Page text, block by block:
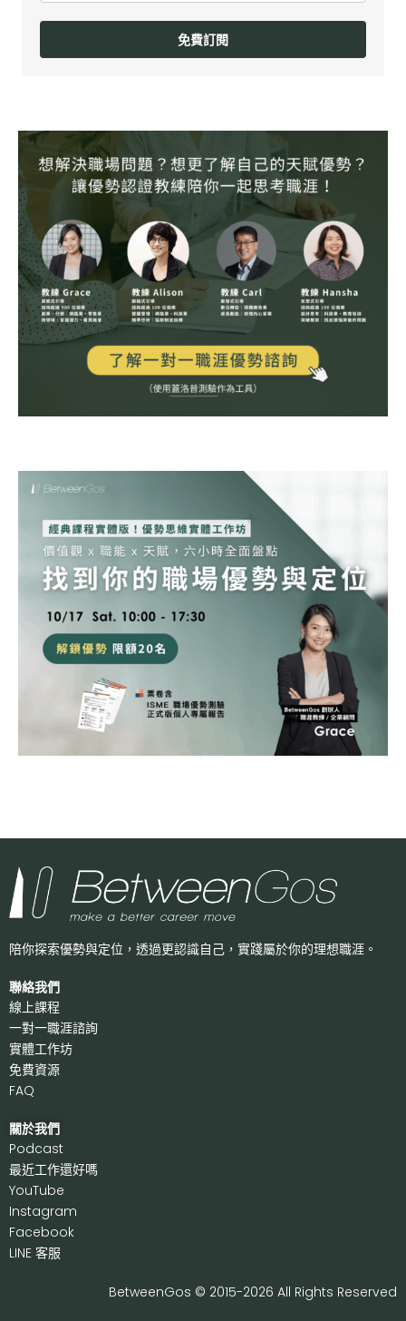
免費訂閱
陪你探索優勢與定位，透過更認識自己， 實踐屬於你的理想職涯。
聯絡我們
線上課程
一對一職涯諮詢
實體工作坊
免費資源
FAQ
關於我們
Podcast
最近工作還好嗎
YouTube
Instagram
Facebook
LINE 客服
BetweenGos © 2015-2026 All Rights Reserved